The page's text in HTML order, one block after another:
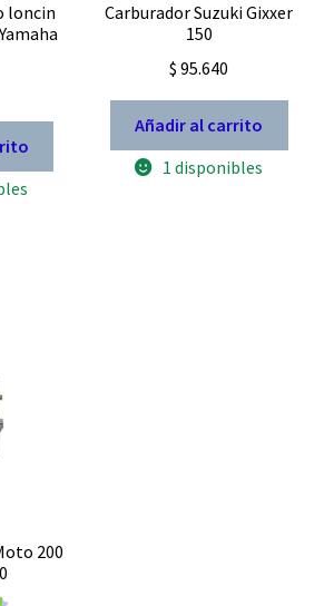
loncin
Carburador Suzuki Gixxer
150
$ 95.640
Añadir al carrito
1 disponibles
200